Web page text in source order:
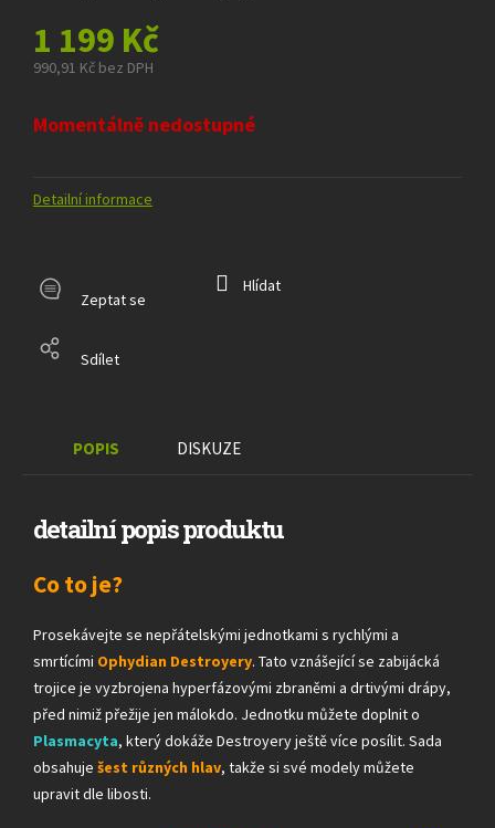
1 199 Kč
990,91 Kč bez DPH
cena:
Momentálně nedostupné
Detailní informace
Zeptat se
Hlídat
Sdílet
POPIS DISKUZE
detailní popis produktu
Co to je?
Prosekávejte se nepřátelskými jednotkami s rychlými a
smrtícími Ophydian Destroyery. Tato vznášející se zabijácká
trojice je vyzbrojena hyperfázovými zbraněmi a drtivými drápy,
před nimiž přežije jen málokdo. Jednotku můžete doplnit o
Plasmacyta, který dokáže Destroyery ještě více posílit. Sada
obsahuje šest různých hlav, takže si své modely můžete
upravit dle libosti.